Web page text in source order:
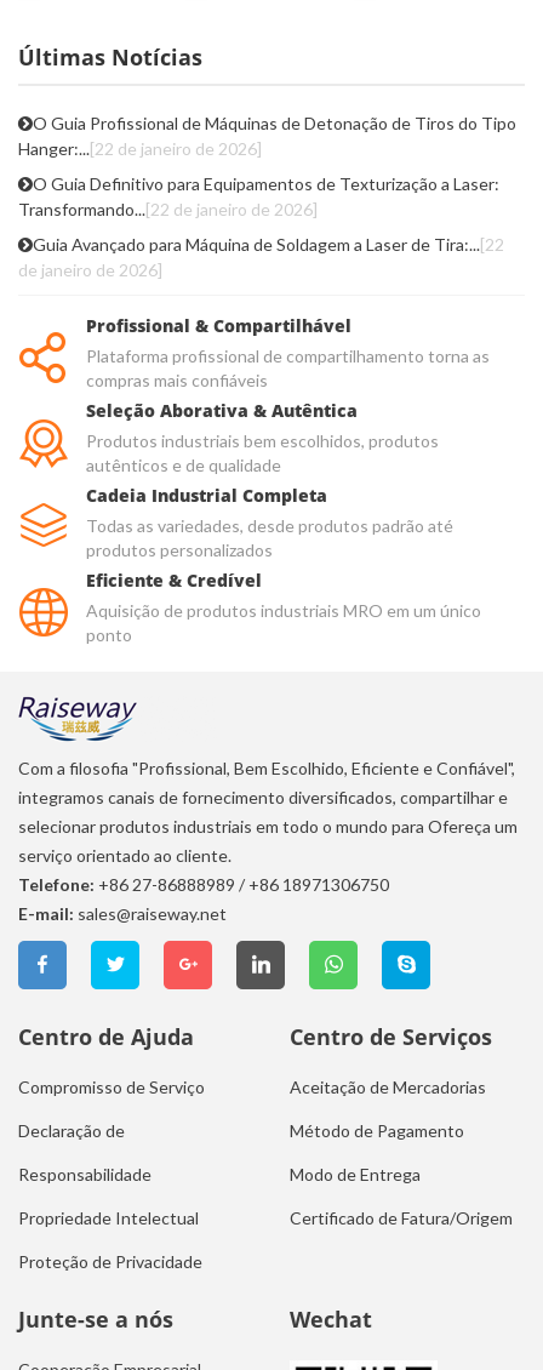
Últimas Notícias
O Guia Profissional de Máquinas de Detonação de Tiros do Tipo
Hanger:...[22 de janeiro de 2026]
O Guia Definitivo para Equipamentos de Texturização a Laser:
Transformando...[22 de janeiro de 2026]
Guia Avançado para Máquina de Soldagem a Laser de Tira:...[22
de janeiro de 2026]
Profissional & Compartilhável
Plataforma profissional de compartilhamento torna as
compras mais confiáveis
Seleção Aborativa & Autêntica
Produtos industriais bem escolhidos, produtos
autênticos e de qualidade
Cadeia Industrial Completa
Todas as variedades, desde produtos padrão até
produtos personalizados
Eficiente & Credível
Aquisição de produtos industriais MRO em um único
ponto
Com a filosofia "Profissional, Bem Escolhido, Eficiente e Confiável",
integramos canais de fornecimento diversificados, compartilhar e
selecionar produtos industriais em todo o mundo para Ofereça um
serviço orientado ao cliente.
Telefone: +86 27-86888989 / +86 18971306750
E-mail: sales@raiseway.net
Centro de Ajuda
Compromisso de Serviço
Declaração de
Responsabilidade
Propriedade Intelectual
Proteção de Privacidade
Centro de Serviços
Aceitação de Mercadorias
Método de Pagamento
Modo de Entrega
Certificado de Fatura/Origem
Junte-se a nós Wechat